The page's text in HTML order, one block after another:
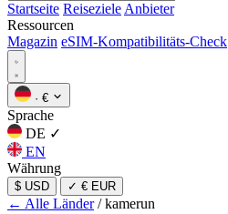
Startseite Reiseziele Anbieter
Ressourcen
Magazin eSIM-Kompatibilitäts-Check
· €
Sprache
DE ✓
EN
Währung
$ USD ✓ € EUR
← Alle Länder / kamerun